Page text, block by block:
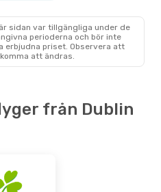
sidan var tillgängliga under de
perioderna och bör inte
priset. Observera att
att ändras.
från Dublin